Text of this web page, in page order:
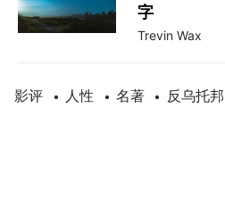
字
Trevin Wax
影评 • 人性 • 名著 • 反乌托邦